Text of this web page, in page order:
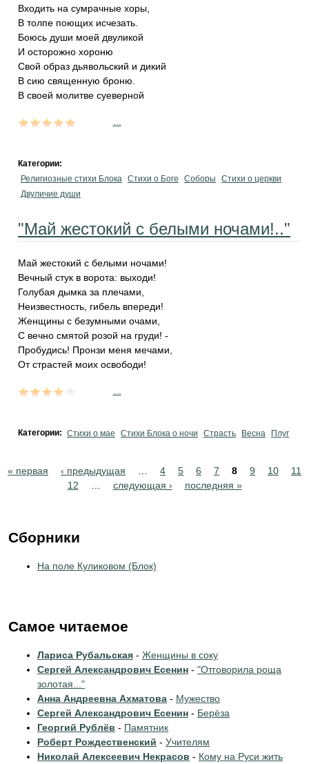
Входить на сумрачные хоры,
В толпе поющих исчезать.
Боюсь души моей двуликой
И осторожно хороню
Свой образ дьявольский и дикий
В сию священную броню.
В своей молитве суеверной
Категории:
Религиозные стихи Блока Стихи о Боге Соборы
Стихи о церкви
Двуличие души
"Май жестокий с белыми ночами!.."
Май жестокий с белыми ночами!
Вечный стук в ворота: выходи!
Голубая дымка за плечами,
Неизвестность, гибель впереди!
Женщины с безумными очами,
С вечно смятой розой на груди! -
Пробудись! Пронзи меня мечами,
От страстей моих освободи!
Категории: Стихи о мае Стихи Блока о ночи Страсть Весна Плуг
Pages
« первая ‹ предыдущая 4 5 6 7 8 9 10
11
12
следующая › последняя »
Сборники
На поле Куликовом (Блок)
Самое читаемое
Лариса Рубальская - Женщины в соку
Сергей Александрович Есенин - "Отговорила роща
золотая..."
Анна Андреевна Ахматова - Мужество
Сергей Александрович Есенин - Берёза
Георгий Рублёв - Памятник
Роберт Рождественский - Учителям
Николай Алексеевич Некрасов - Кому на Руси жить